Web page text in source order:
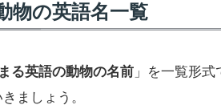
物の英語名一覧
る英語の動物の名前 」を一覧形
ましょう。